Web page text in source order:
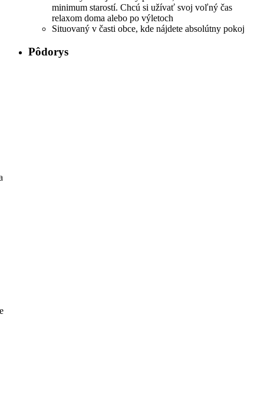
minimum starostí. Chcú si užívať svoj voľný čas
relaxom doma alebo po výletoch
Situovaný v časti obce, kde nájdete absolútny pokoj
Pôdorys